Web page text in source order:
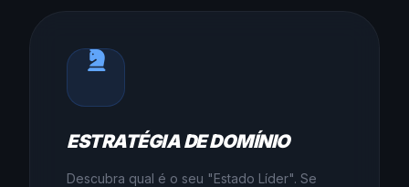
ESTRATÉGIA DE DOMÍNIO
Descubra qual é o seu "Estado Líder". Se